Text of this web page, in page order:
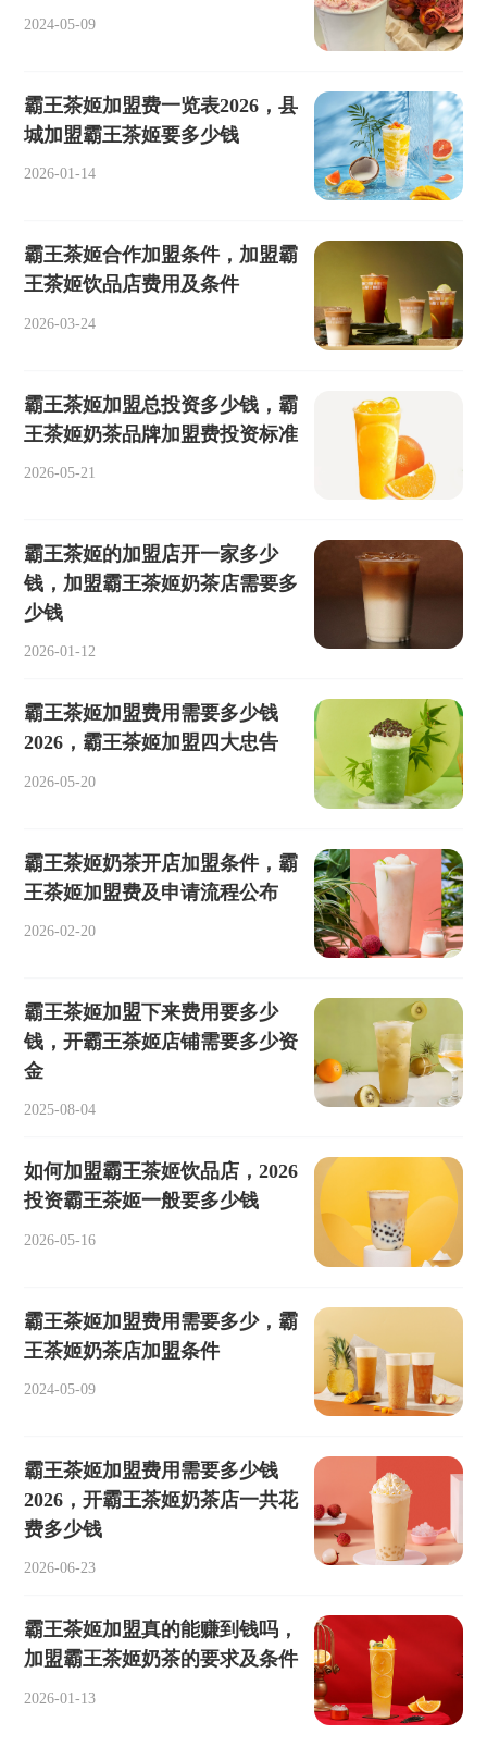
2024-05-09
霸王茶姬加盟费一览表2026，县
城加盟霸王茶姬要多少钱
2026-01-14
霸王茶姬合作加盟条件，加盟霸
王茶姬饮品店费用及条件
2026-03-24
霸王茶姬加盟总投资多少钱，霸
王茶姬奶茶品牌加盟费投资标准
2026-05-21
霸王茶姬的加盟店开一家多少
钱，加盟霸王茶姬奶茶店需要多
少钱
2026-01-12
霸王茶姬加盟费用需要多少钱
2026，霸王茶姬加盟四大忠告
2026-05-20
霸王茶姬奶茶开店加盟条件，霸
王茶姬加盟费及申请流程公布
2026-02-20
霸王茶姬加盟下来费用要多少
钱，开霸王茶姬店铺需要多少资
金
2025-08-04
如何加盟霸王茶姬饮品店，2026
投资霸王茶姬一般要多少钱
2026-05-16
霸王茶姬加盟费用需要多少，霸
王茶姬奶茶店加盟条件
2024-05-09
霸王茶姬加盟费用需要多少钱
2026，开霸王茶姬奶茶店一共花
费多少钱
2026-06-23
霸王茶姬加盟真的能赚到钱吗，
加盟霸王茶姬奶茶的要求及条件
2026-01-13